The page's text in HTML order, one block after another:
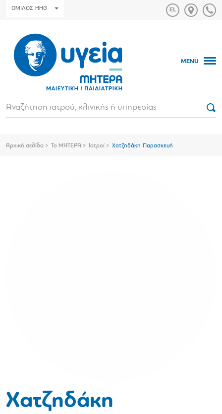
ΟΜΙΛΟΣ HHG
MENU
Αρχική σελίδα Το ΜΗΤΕΡΑ Ιατροί Χατζηδάκη Παρασκευή
Χατζηδάκη